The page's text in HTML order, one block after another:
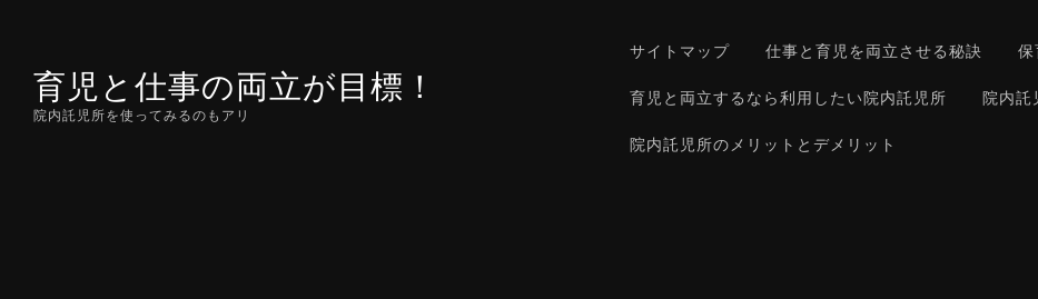
content育児と仕事の両立が目標！
院内託児所を使ってみるのもアリ
サイトマップ 仕事と育児を両立させる秘訣 保
育児と両立するなら利用したい院内託児所 院内託
院内託児所のメリットとデメリット